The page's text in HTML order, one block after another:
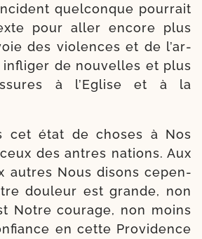
quel­conque pour­rait
pour aller encore plus
des vio­lences et de l’ar­
de nou­velles et plus
à l’Eglise et à la
cet état de choses à Nos
des antres nations. Aux
autres Nous disons cepen­
dou­leur est grande, non
Notre cou­rage, non moins
en cette Providence